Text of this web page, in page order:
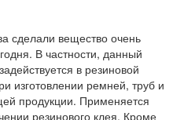
сделали вещество очень
В частности, данный
в резиновой
изготовлении ремней, труб и
продукции. Применяется
резинового клея. Кроме